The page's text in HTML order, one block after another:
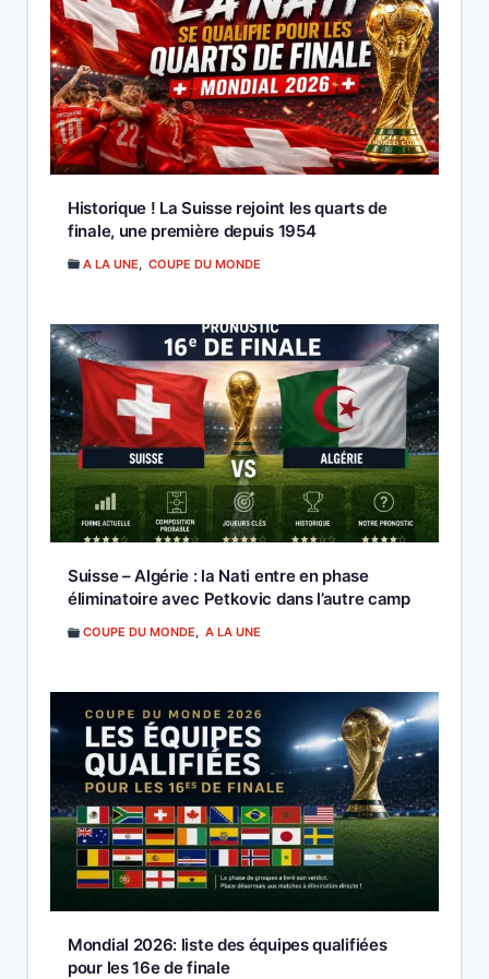
Historique ! La Suisse rejoint les quarts de
finale, une première depuis 1954
A LA UNE, COUPE DU MONDE
Suisse – Algérie : la Nati entre en phase
éliminatoire avec Petkovic dans l’autre camp
COUPE DU MONDE, A LA UNE
Mondial 2026: liste des équipes qualifiées
pour les 16e de finale